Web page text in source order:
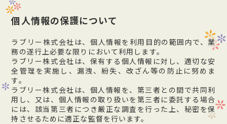
個人情報の保護について
ラブリー株式会社は、個人情報を利用目的の範囲内で、業
務の遂行上必要な限りにおいて利用します。
ラブリー株式会社は、保有する個人情報に対し、適切な安
全管理を実施し、漏洩、紛失、改ざん等の防止に努めま
す。
ラブリー株式会社は、個人情報を、第三者との間で共同利
用し、又は、個人情報の取り扱いを第三者に委託する場合
には、該当第三者につき厳正な調査を行った上、秘密を保
持させるために適正な監督を行います。